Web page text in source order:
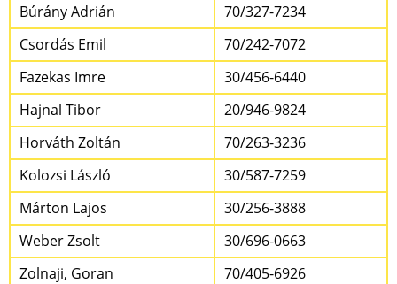
Búrány Adrián
70/327-7234
Csordás Emil
70/242-7072
Fazekas Imre
30/456-6440
Hajnal Tibor
20/946-9824
Horváth Zoltán
70/263-3236
Kolozsi László
30/587-7259
Márton Lajos
30/256-3888
Weber Zsolt
30/696-0663
Zolnaji, Goran
70/405-6926